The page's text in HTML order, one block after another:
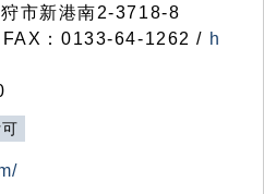
市新港南2-3718-8
：0133-64-1262 / h